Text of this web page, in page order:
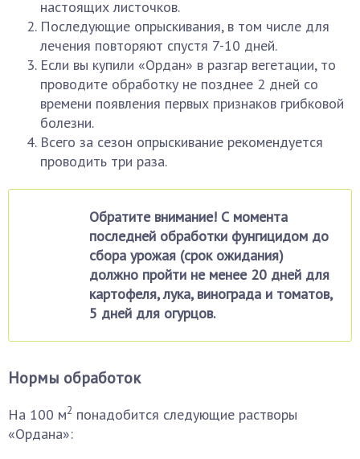
настоящих листочков.
Последующие опрыскивания, в том числе для
лечения повторяют спустя 7-10 дней.
Если вы купили «Ордан» в разгар вегетации, то
проводите обработку не позднее 2 дней со
времени появления первых признаков грибковой
болезни.
Всего за сезон опрыскивание рекомендуется
проводить три раза.
Обратите внимание! С момента
последней обработки фунгицидом до
сбора урожая (срок ожидания)
должно пройти не менее 20 дней для
картофеля, лука, винограда и томатов,
5 дней для огурцов.
Нормы обработок
На 100 м2 понадобится следующие растворы
«Ордана»: